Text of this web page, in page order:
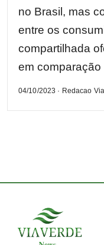
no Brasil, mas
entre os
compartilhada
em
04/10/2023 · Redacao